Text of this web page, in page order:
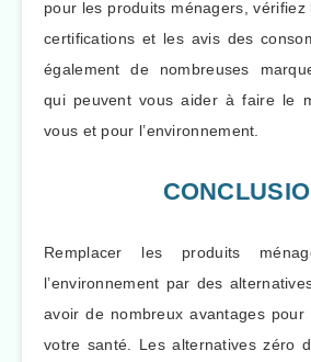
pour les produits ménagers,
certifications et les avis des
également de nombreuses
qui peuvent vous aider à faire le
vous et pour l’environnement.
Remplacer les produits
l’environnement par des
avoir de nombreux avantages pour
votre santé. Les alternatives zéro